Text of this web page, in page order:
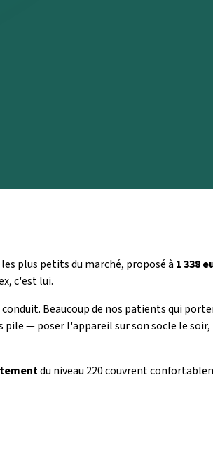
plus petits du marché, proposé à 1 338
c'est lui.
Beaucoup de nos patients qui
— poser l'appareil sur son socle le soir,
du niveau 220 couvrent